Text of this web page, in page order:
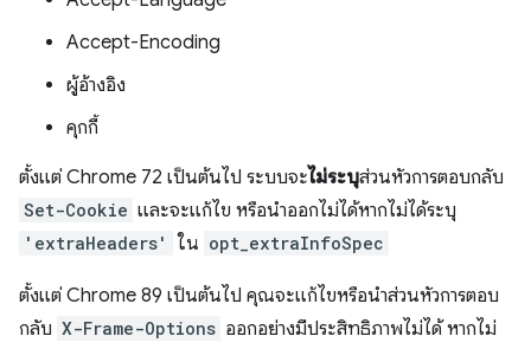
Accept-Encoding
ผู้อ้างอิง
คุกกี้
ตั้งแต่ Chrome 72 เป็นต้นไป ระบบจะไม่ระบุส่วนหัวการตอบกลับ
Set-Cookie และจะแก้ไข หรือนำออกไม่ได้หากไม่ได้ระบุ
'extraHeaders' ใน opt_extraInfoSpec
ตั้งแต่ Chrome 89 เป็นต้นไป คุณจะแก้ไขหรือนำส่วนหัวการตอบ
กลับ X-Frame-Options ออกอย่างมีประสิทธิภาพไม่ได้ หากไม่